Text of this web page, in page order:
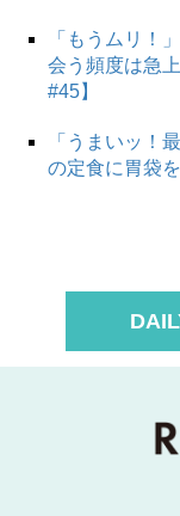
「もうムリ！
会う頻度は急
#45】
「うまいッ！
の定食に胃袋